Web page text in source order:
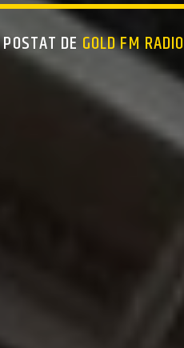
POSTAT DE GOLD FM RADIO